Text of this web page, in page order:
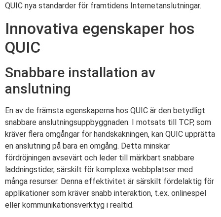
QUIC nya standarder för framtidens Internetanslutningar.
Innovativa egenskaper hos
QUIC
Snabbare installation av
anslutning
En av de främsta egenskaperna hos QUIC är den betydligt
snabbare anslutningsuppbyggnaden. I motsats till TCP, som
kräver flera omgångar för handskakningen, kan QUIC upprätta
en anslutning på bara en omgång. Detta minskar
fördröjningen avsevärt och leder till märkbart snabbare
laddningstider, särskilt för komplexa webbplatser med
många resurser. Denna effektivitet är särskilt fördelaktig för
applikationer som kräver snabb interaktion, t.ex. onlinespel
eller kommunikationsverktyg i realtid.